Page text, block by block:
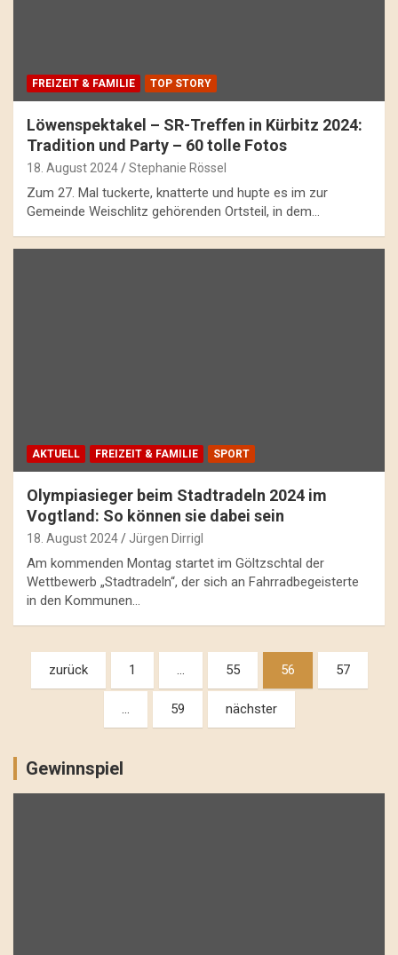
FREIZEIT & FAMILIE TOP STORY
Löwenspektakel – SR-Treffen in Kürbitz 2024:
Tradition und Party – 60 tolle Fotos
18. August 2024 Stephanie Rössel
Zum 27. Mal tuckerte, knatterte und hupte es im zur
Gemeinde Weischlitz gehörenden Ortsteil, in dem…
AKTUELL FREIZEIT & FAMILIE SPORT
Olympiasieger beim Stadtradeln 2024 im
Vogtland: So können sie dabei sein
18. August 2024 Jürgen Dirrigl
Am kommenden Montag startet im Göltzschtal der
Wettbewerb „Stadtradeln“, der sich an Fahrradbegeisterte
in den Kommunen…
Beitragsnavigation
zurück 1 … 55 56 57
… 59 nächster
Gewinnspiel